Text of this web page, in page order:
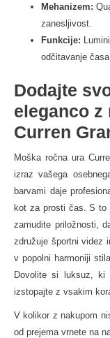
Mehanizem:
zanesljivost.
Funkcije:
odčitavanje
Dodajte
eleganco
Curren
Moška ročna ura
izraz vašega
barvami daje
kot za prosti čas. S to
zamudite priložnosti,
združuje športni videz
v popolni harmoniji
Dovolite si luksuz, ki
izstopajte z vsakim
V kolikor z nakupom
od prejema vrnete na